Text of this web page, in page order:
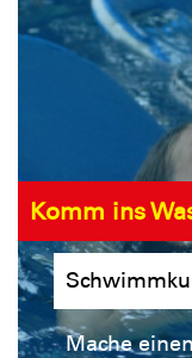
Komm ins
Mache